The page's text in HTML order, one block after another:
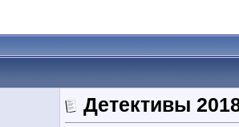
Детективы